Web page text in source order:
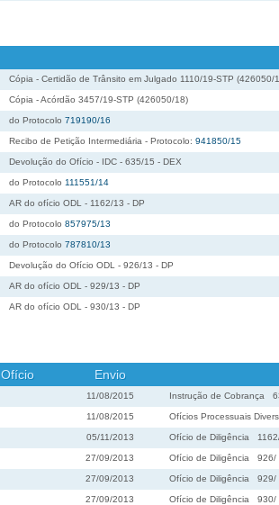
Cópia - Certidão de Trânsito em Julgado 1110/19-STP (426050/
Cópia - Acórdão 3457/19-STP (426050/18)
do Protocolo 719190/16
Recibo de Petição Intermediária - Protocolo: 941850/15
Devolução do Ofício - IDC - 635/15 - DEX
do Protocolo 111551/14
AR do ofício ODL - 1162/13 - DP
do Protocolo 857975/13
do Protocolo 787810/13
Devolução do Ofício ODL - 926/13 - DP
AR do ofício ODL - 929/13 - DP
AR do ofício ODL - 930/13 - DP
Ofício Envio
11/08/2015 Instrução de Cobrança
11/08/2015 Ofícios Processuais
05/11/2013 Ofício de Diligência 1162
27/09/2013 Ofício de Diligência 926/
27/09/2013 Ofício de Diligência 929/
27/09/2013 Ofício de Diligência 930/